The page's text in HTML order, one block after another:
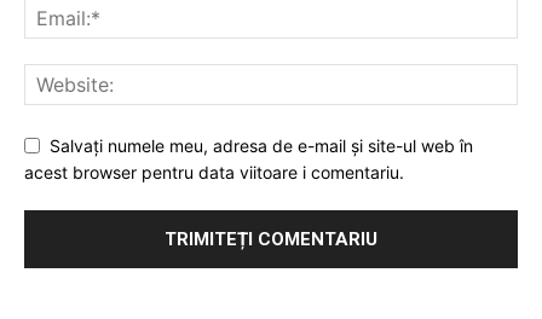
Utile
Publică gratuit anunțul tău!
Contact
Emisiuni
Prelucrarea datelor cu caracter personal
Salvați numele meu, adresa de e-mail și site-ul web în
acest browser pentru data viitoare i comentariu.